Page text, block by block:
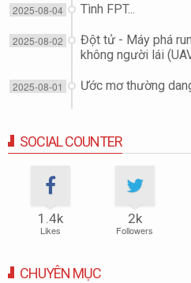
Tình FPT...
2025-08-04
Đột tử - Máy phá
không người lái
2025-08-02
Ước mơ thường
2025-08-01
SOCIAL COUNTER
1.4k
Likes
2k
Followers
CHUYÊN MỤC